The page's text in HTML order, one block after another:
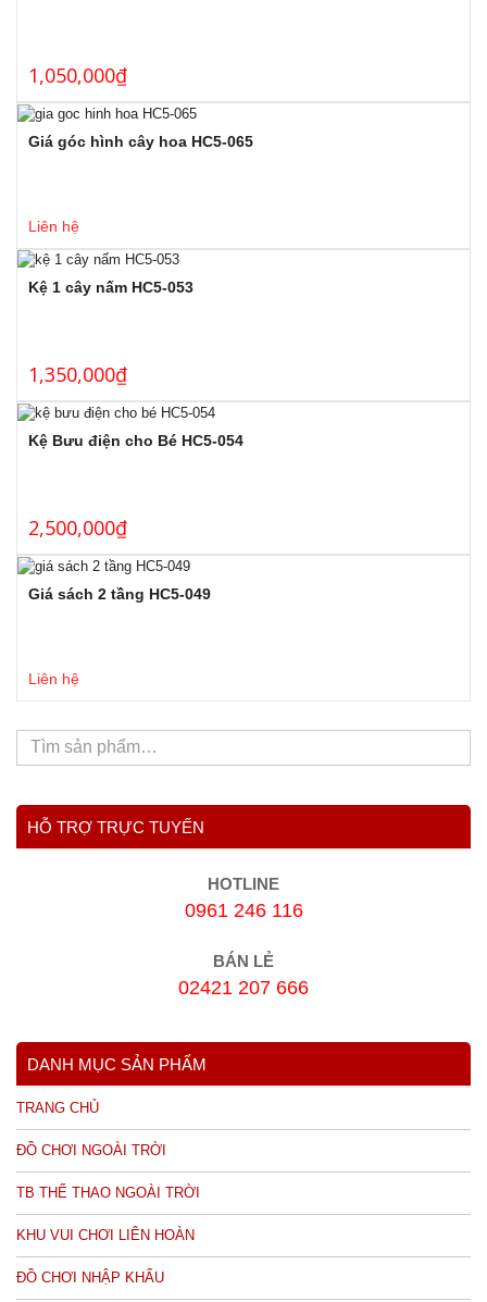
1,050,000₫
Giá góc hình cây hoa HC5-065
Liên hệ
Kệ 1 cây nấm HC5-053
1,350,000₫
Kệ Bưu điện cho Bé HC5-054
2,500,000₫
Giá sách 2 tầng HC5-049
Liên hệ
HỖ TRỢ TRỰC TUYẾN
HOTLINE
0961 246 116
BÁN LẺ
02421 207 666
DANH MỤC SẢN PHẨM
TRANG CHỦ
ĐỒ CHƠI NGOÀI TRỜI
TB THỂ THAO NGOÀI TRỜI
KHU VUI CHƠI LIÊN HOÀN
ĐỒ CHƠI NHẬP KHẨU